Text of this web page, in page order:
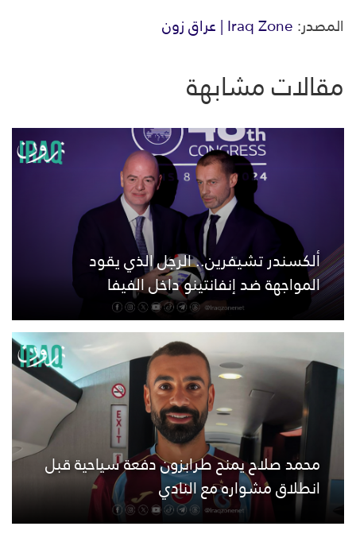
المصدر:Iraq Zone | عراق زون
مقالات مشابهة
ألكسندر تشيفرين.. الرجل الذي يقود
المواجهة ضد إنفانتينو داخل الفيفا
محمد صلاح يمنح طرابزون دفعة سياحية قبل
انطلاق مشواره مع النادي